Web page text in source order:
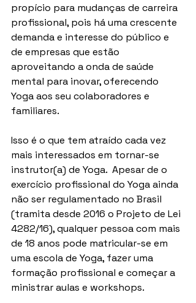
propício para mudanças de carreira
profissional, pois há uma crescente
demanda e interesse do público e
de empresas que estão
aproveitando a onda de saúde
mental para inovar, oferecendo
Yoga aos seu colaboradores e
familiares.
Isso é o que tem atraído cada vez
mais interessados em tornar-se
instrutor(a) de Yoga.  Apesar de o
exercício profissional do Yoga ainda
não ser regulamentado no Brasil
(tramita desde 2016 o Projeto de Lei
4282/16), qualquer pessoa com mais
de 18 anos pode matricular-se em
uma escola de Yoga, fazer uma
formação profissional e começar a
ministrar aulas e workshops.